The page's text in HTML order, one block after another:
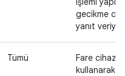
gecikme
yanıt
Tümü
Fare cihazı
kullanarak